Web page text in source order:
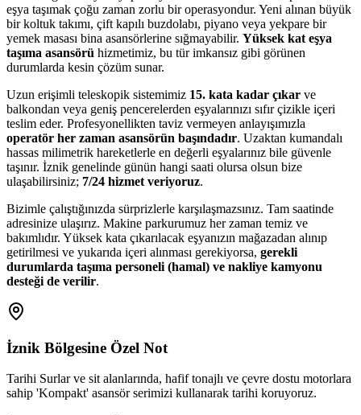
eşya taşımak çoğu zaman zorlu bir operasyondur. Yeni alınan büyük
bir koltuk takımı, çift kapılı buzdolabı, piyano veya yekpare bir
yemek masası bina asansörlerine sığmayabilir. Yüksek kat eşya
taşıma asansörü hizmetimiz, bu tür imkansız gibi görünen
durumlarda kesin çözüm sunar.
Uzun erişimli teleskopik sistemimiz 15. kata kadar çıkar ve
balkondan veya geniş pencerelerden eşyalarınızı sıfır çizikle içeri
teslim eder. Profesyonellikten taviz vermeyen anlayışımızla
operatör her zaman asansörün başındadır. Uzaktan kumandalı
hassas milimetrik hareketlerle en değerli eşyalarınız bile güvenle
taşınır. İznik genelinde günün hangi saati olursa olsun bize
ulaşabilirsiniz; 7/24 hizmet veriyoruz.
Bizimle çalıştığınızda sürprizlerle karşılaşmazsınız. Tam saatinde
adresinize ulaşırız. Makine parkurumuz her zaman temiz ve
bakımlıdır. Yüksek kata çıkarılacak eşyanızın mağazadan alınıp
getirilmesi ve yukarıda içeri alınması gerekiyorsa, gerekli
durumlarda taşıma personeli (hamal) ve nakliye kamyonu
desteği de verilir.
İznik Bölgesine Özel Not
Tarihi Surlar ve sit alanlarında, hafif tonajlı ve çevre dostu motorlara
sahip 'Kompakt' asansör serimizi kullanarak tarihi koruyoruz.